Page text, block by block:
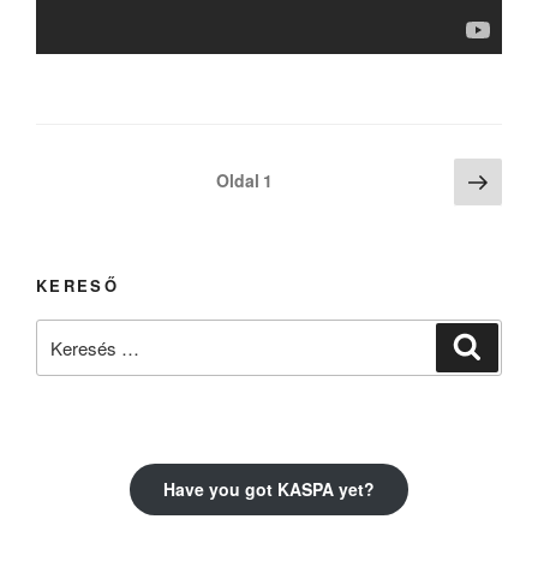
Oldal 1
oldal
KERESŐ
Have you got KASPA yet?